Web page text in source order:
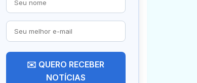
✉️ QUERO RECEBER
NOTÍCIAS